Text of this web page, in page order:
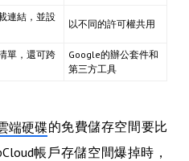
連結，並設
以不同的許可權共用
單，還可跨
Google的辦公套件和
第三方工具
端硬碟的免費儲存空間要比
帳戶存儲空間爆掉時，